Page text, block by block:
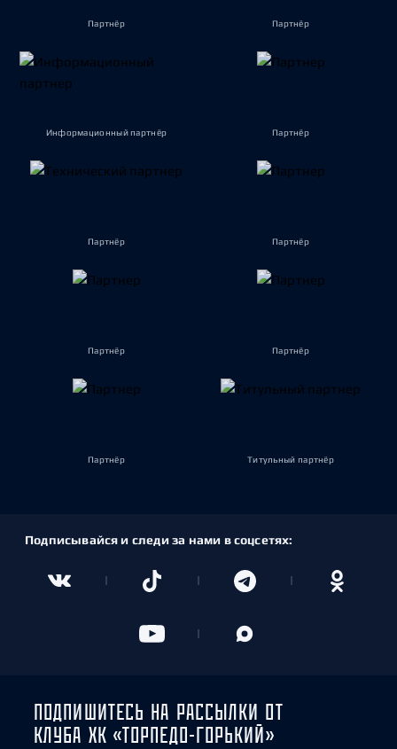
Партнёр Партнёр
Информационный партнёр Партнёр
Партнёр Партнёр
Партнёр Партнёр
Партнёр Титульный партнёр
Подписывайся и следи за нами в соцсетях:
ПОДПИШИТЕСЬ НА РАССЫЛКИ ОТ
КЛУБА ХК «ТОРПЕДО-ГОРЬКИЙ»